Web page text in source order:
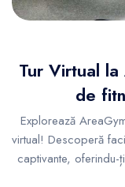
Tur Virtual
de
Explorează
virtual! Descoperă
captivante,